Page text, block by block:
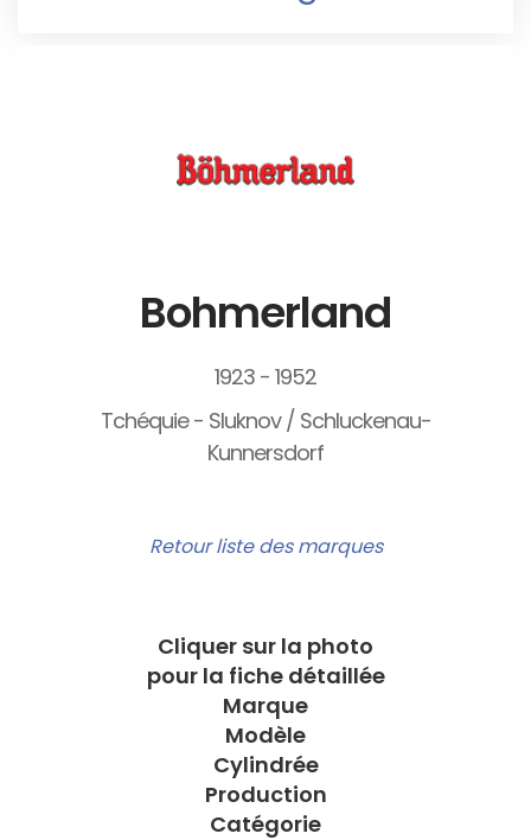
Bohmerland
1923 - 1952
Tchéquie - Sluknov / Schluckenau-
Kunnersdorf
Retour liste des marques
Cliquer sur la photo
pour la fiche détaillée
Marque
Modèle
Cylindrée
Production
Catégorie